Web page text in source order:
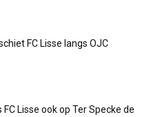
FC Lisse langs OJC
FC Lisse ook op Ter Specke de